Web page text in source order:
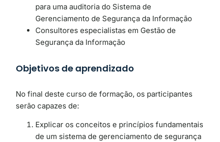
para uma auditoria do Sistema de
Gerenciamento de Segurança da Informação
Consultores especialistas em Gestão de
Segurança da Informação
Objetivos de aprendizado
No final deste curso de formação, os participantes
serão capazes de:
Explicar os conceitos e princípios fundamentais
de um sistema de gerenciamento de segurança